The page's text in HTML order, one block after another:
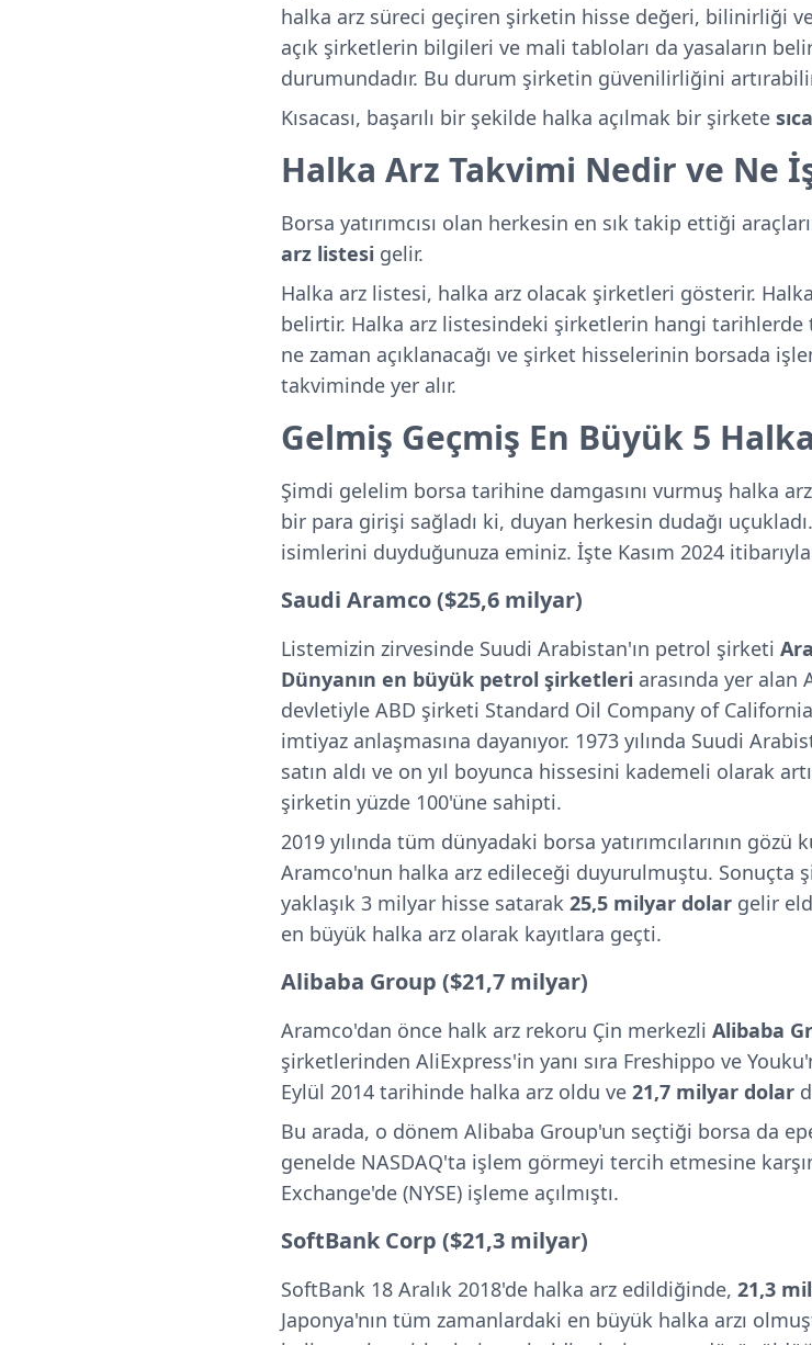
halka arz süreci geçiren şirketin hisse değeri, bilinirliği
açık şirketlerin bilgileri ve mali tabloları da yasaların
durumundadır. Bu durum şirketin güvenilirliğini
Kısacası, başarılı bir şekilde halka açılmak bir şirkete
Halka Arz Takvimi Nedir ve Ne
Borsa yatırımcısı olan herkesin en sık takip ettiği
arz listesi gelir.
Halka arz listesi, halka arz olacak şirketleri gösterir.
belirtir. Halka arz listesindeki şirketlerin hangi tarihlerde
ne zaman açıklanacağı ve şirket hisselerinin borsada
takviminde yer alır.
Gelmiş Geçmiş En Büyük 5
Şimdi gelelim borsa tarihine damgasını vurmuş halka
bir para girişi sağladı ki, duyan herkesin dudağı
isimlerini duyduğunuza eminiz. İşte Kasım 2024
Saudi Aramco ($25,6 milyar)
Listemizin zirvesinde Suudi Arabistan'ın petrol şirketi
Dünyanın en büyük petrol şirketleri arasında yer alan
devletiyle ABD şirketi Standard Oil Company of
imtiyaz anlaşmasına dayanıyor. 1973 yılında Suudi
satın aldı ve on yıl boyunca hissesini kademeli olarak
şirketin yüzde 100'üne sahipti.
2019 yılında tüm dünyadaki borsa yatırımcılarının
Aramco'nun halka arz edileceği duyurulmuştu. Sonuçta
yaklaşık 3 milyar hisse satarak 25,5 milyar dolar gelir
en büyük halka arz olarak kayıtlara geçti.
Alibaba Group ($21,7 milyar)
Aramco'dan önce halk arz rekoru Çin merkezli Alibaba
şirketlerinden AliExpress'in yanı sıra Freshippo ve
Eylül 2014 tarihinde halka arz oldu ve 21,7 milyar dolar
Bu arada, o dönem Alibaba Group'un seçtiği borsa da
genelde NASDAQ'ta işlem görmeyi tercih etmesine
Exchange'de (NYSE) işleme açılmıştı.
SoftBank Corp ($21,3 milyar)
SoftBank 18 Aralık 2018'de halka arz edildiğinde, 21,3
Japonya'nın tüm zamanlardaki en büyük halka arzı